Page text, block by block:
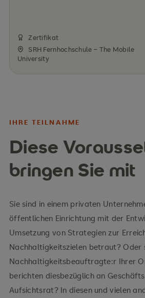
Zertifikat
SRH Fernhochschule – The Mobile
University
IHRE TEILNAHME
Diese
bringen Sie mit
Sie sind in einem privaten
öffentlichen Einrichtung mit der
Umsetzung von Strategien zur
Nachhaltigkeitszielen betraut? Oder
Nachhaltigkeitsbeauftragte:r Ihrer
berichten diesbezüglich an
Aufsichtsrat? In diesen und vielen